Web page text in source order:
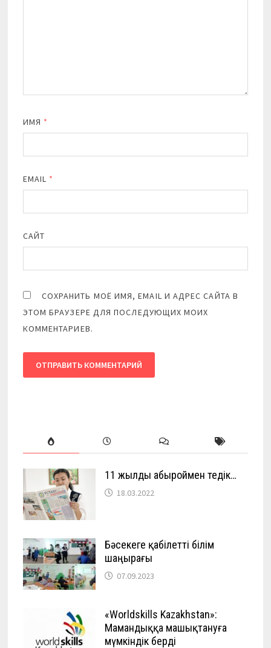
ИМЯ *
EMAIL *
САЙТ
СОХРАНИТЬ МОЁ ИМЯ, EMAIL И АДРЕС САЙТА В
ЭТОМ БРАУЗЕРЕ ДЛЯ ПОСЛЕДУЮЩИХ МОИХ
КОММЕНТАРИЕВ.
11 жылды абыроймен өтедік…
18.03.2022
Бәсекеге қабілетті білім
шаңырағы
07.09.2023
«Worldskills Kazakhstan»:
Мамандыққа машықтануға
мүмкіндік берді